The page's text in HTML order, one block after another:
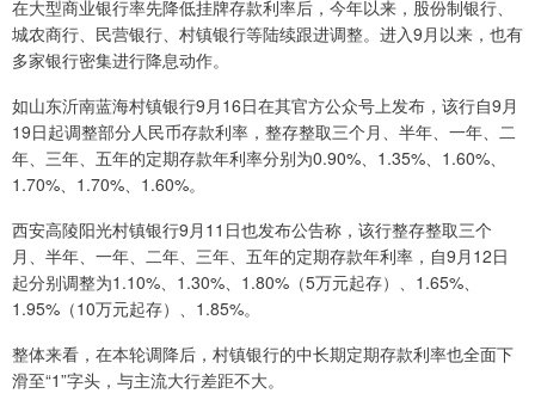
在大型商业银行率先降低挂牌存款利率后，今年以来，股份制银行、
城农商行、民营银行、村镇银行等陆续跟进调整。进入9月以来，也有
多家银行密集进行降息动作。
如山东沂南蓝海村镇银行9月16日在其官方公众号上发布，该行自9月
19日起调整部分人民币存款利率，整存整取三个月、半年、一年、二
年、三年、五年的定期存款年利率分别为0.90%、1.35%、1.60%、
1.70%、1.70%、1.60%。
西安高陵阳光村镇银行9月11日也发布公告称，该行整存整取三个
月、半年、一年、二年、三年、五年的定期存款年利率，自9月12日
起分别调整为1.10%、1.30%、1.80%（5万元起存）、1.65%、
1.95%（10万元起存）、1.85%。
整体来看，在本轮调降后，村镇银行的中长期定期存款利率也全面下
滑至“1”字头，与主流大行差距不大。